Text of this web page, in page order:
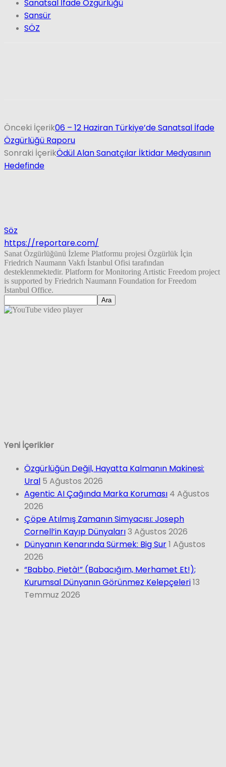
Sanatsal İfade Özgürlüğü
Sansür
SÖZ
Önceki İçerik06 – 12 Haziran Türkiye’de Sanatsal İfade
Özgürlüğü Raporu
Sonraki İçerikÖdül Alan Sanatçılar İktidar Medyasının
Hedefinde
Söz
https://reportare.com/
Sanat Özgürlüğünü İzleme Platformu projesi Özgürlük İçin
Friedrich Naumann Vakfı İstanbul Ofisi tarafından
desteklenmektedir. Platform for Monitoring Artistic Freedom project
is supported by Friedrich Naumann Foundation for Freedom
İstanbul Office.
Yeni İçerikler
Özgürlüğün Değil, Hayatta Kalmanın Makinesi:
Ural 5 Ağustos 2026
Agentic AI Çağında Marka Koruması 4 Ağustos
2026
Çöpe Atılmış Zamanın Simyacısı: Joseph
Cornell’in Kayıp Dünyaları3 Ağustos 2026
Dünyanın Kenarında Sürmek: Big Sur1 Ağustos
2026
“Babbo, Pietà!” (Babacığım, Merhamet Et!);
Kurumsal Dünyanın Görünmez Kelepçeleri13
Temmuz 2026